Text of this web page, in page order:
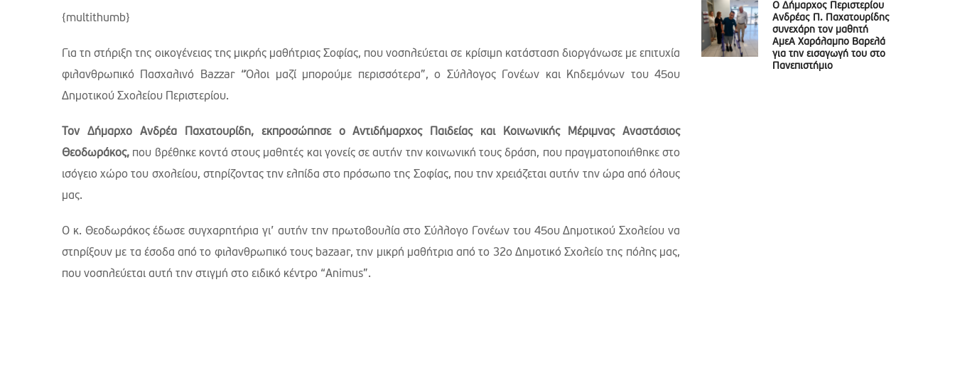
{multithumb}
Για τη στήριξη της οικογένειας της μικρής μαθήτριας Σοφίας, που νοσηλεύεται σε κρίσιμη κατάσταση διοργάνωσε με επιτυχία
φιλανθρωπικό Πασχαλινό Bazzar “Όλοι μαζί μπορούμε περισσότερα”, ο Σύλλογος Γονέων και Κηδεμόνων του 45ου
Δημοτικού Σχολείου Περιστερίου.
Τον Δήμαρχο Ανδρέα Παχατουρίδη, εκπροσώπησε ο Αντιδήμαρχος Παιδείας και Κοινωνικής Μέριμνας Αναστάσιος
Θεοδωράκος, που βρέθηκε κοντά στους μαθητές και γονείς σε αυτήν την κοινωνική τους δράση, που πραγματοποιήθηκε στο
ισόγειο χώρο του σχολείου, στηρίζοντας την ελπίδα στο πρόσωπο της Σοφίας, που την χρειάζεται αυτήν την ώρα από όλους
μας.
Ο κ. Θεοδωράκος έδωσε συγχαρητήρια γι’ αυτήν την πρωτοβουλία στο Σύλλογο Γονέων του 45ου Δημοτικού Σχολείου να
στηρίξουν με τα έσοδα από το φιλανθρωπικό τους bazaar, την μικρή μαθήτρια από το 32ο Δημοτικό Σχολείο της πόλης μας,
που νοσηλεύεται αυτή την στιγμή στο ειδικό κέντρο “Animus”.
Ο Δήμαρχος Περιστερίου
Ανδρέας Π. Παχατουρίδης
συνεχάρη τον μαθητή
ΑμεΑ Χαράλαμπο Βαρελά
για την εισαγωγή του στο
Πανεπιστήμιο